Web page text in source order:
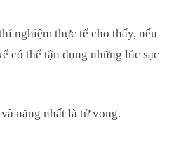
nghiệm thực tế cho thấy, nếu
có thể tận dụng những lúc sạc
nặng nhất là tử vong.